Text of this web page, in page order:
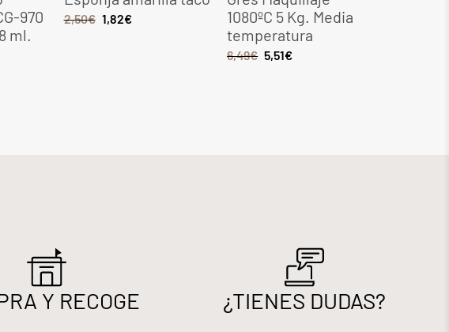
970
ml.
2,50€ 1,82€
1080ºC 5 Kg. Media
temperatura
6,49€ 5,51€
Y RECOGE ¿TIENES DUDAS?